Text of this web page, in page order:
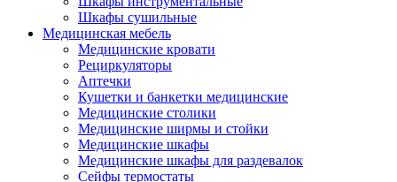
Шкафы сушильные
Медицинская мебель
Медицинские кровати
Рециркуляторы
Аптечки
Кушетки и банкетки медицинские
Медицинские столики
Медицинские ширмы и стойки
Медицинские шкафы
Медицинские шкафы для раздевалок
Сейфы термостаты